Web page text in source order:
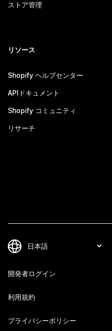
ストア管理
リソース
Shopify ヘルプセンター
APIドキュメント
Shopify コミュニティ
リサーチ
開発者ログイン
利用規約
プライバシーポリシー